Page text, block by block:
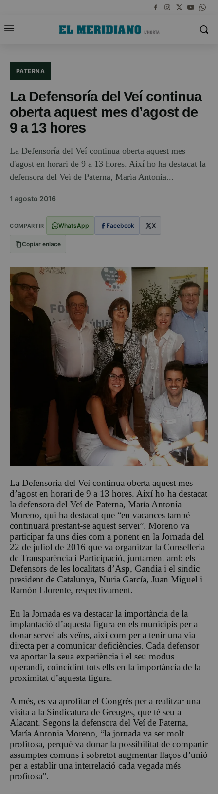
PATERNA
La Defensoría del Veí continua
oberta aquest mes d’agost de
9 a 13 hores
La Defensoría del Veí continua oberta aquest mes
d'agost en horari de 9 a 13 hores. Així ho ha destacat la
defensora del Veí de Paterna, María Antonia...
1 agosto 2016
COMPARTIR WhatsApp Facebook X
Copiar enlace
La Defensoría del Veí continua oberta aquest mes
d’agost en horari de 9 a 13 hores. Així ho ha destacat
la defensora del Veí de Paterna, María Antonia
Moreno, qui ha destacat que “en vacances també
continuarà prestant-se aquest servei”. Moreno va
participar fa uns dies com a ponent en la Jornada del
22 de juliol de 2016 que va organitzar la Conselleria
de Transparència i Participació, juntament amb els
Defensors de les localitats d’Asp, Gandia i el sindic
president de Catalunya, Nuria García, Juan Miguel i
Ramón Llorente, respectivament.
En la Jornada es va destacar la importància de la
implantació d’aquesta figura en els municipis per a
donar servei als veïns, així com per a tenir una via
directa per a comunicar deficiències. Cada defensor
va aportar la seua experiència i el seu modus
operandi, coincidint tots ells en la importància de la
proximitat d’aquesta figura.
A més, es va aprofitar el Congrés per a realitzar una
visita a la Sindicatura de Greuges, que té seu a
Alacant. Segons la defensora del Veí de Paterna,
María Antonia Moreno, “la jornada va ser molt
profitosa, perquè va donar la possibilitat de compartir
assumptes comuns i sobretot augmentar llaços d’unió
per a establir una interrelació cada vegada més
profitosa”.